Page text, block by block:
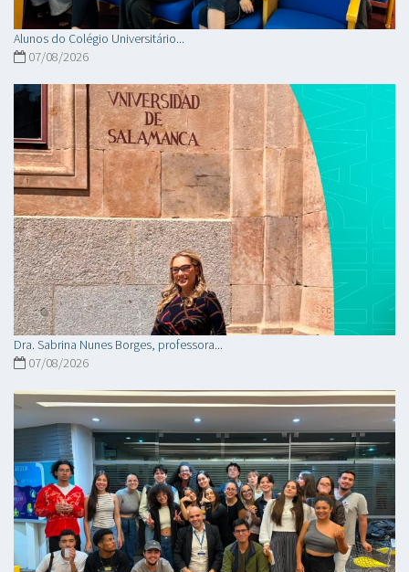
Alunos do Colégio Universitário...
07/08/2026
Dra. Sabrina Nunes Borges, professora...
07/08/2026